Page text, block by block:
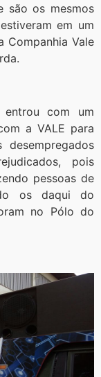
são os mesmos
em um
Companhia Vale
entrou com um
a VALE para
pois
pessoas de
os daqui do
no Pólo do